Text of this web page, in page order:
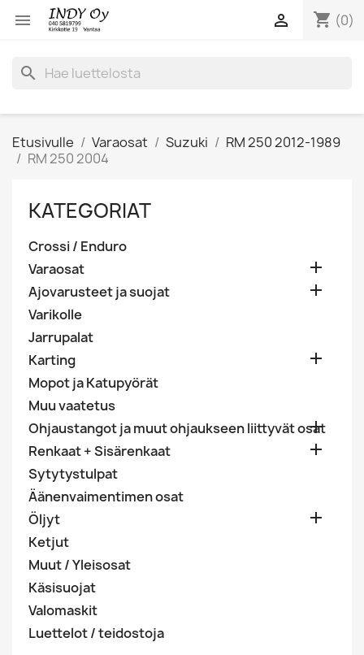
 shopping_cart (0)

search
Etusivulle Varaosat Suzuki
RM 250 2012-1989
RM 250 2004
KATEGORIAT
Crossi / Enduro
Varaosat

Ajovarusteet ja suojat 
Varikolle
Jarrupalat
Karting

Mopot ja Katupyörät
Muu vaatetus
Ohjaustangot ja muut ohjaukseen liittyvät osat

Renkaat + Sisärenkaat 
Sytytystulpat
Äänenvaimentimen osat
Öljyt

Ketjut
Muut / Yleisosat
Käsisuojat
Valomaskit
Luettelot / teidostoja